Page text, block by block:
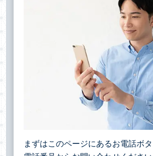
まずはこのページにあるお電話ボ